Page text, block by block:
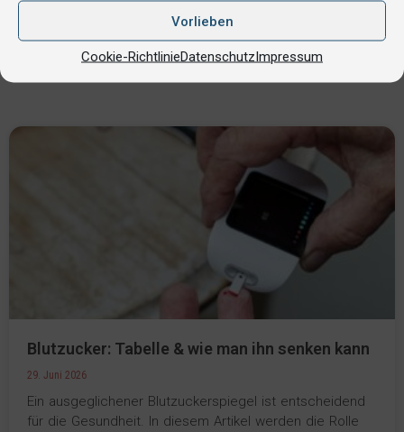
Vorlieben
Cookie-RichtlinieDatenschutzImpressum
Blutzucker: Tabelle & wie man ihn senken kann
29. Juni 2026
Ein ausgeglichener Blutzuckerspiegel ist entscheidend
für die Gesundheit. In diesem Artikel werden die Rolle